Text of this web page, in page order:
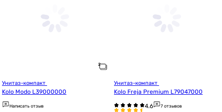
Kolo Modo L39000000
Написать отзыв
Kolo Freja Premium L79047000
7 отзывов